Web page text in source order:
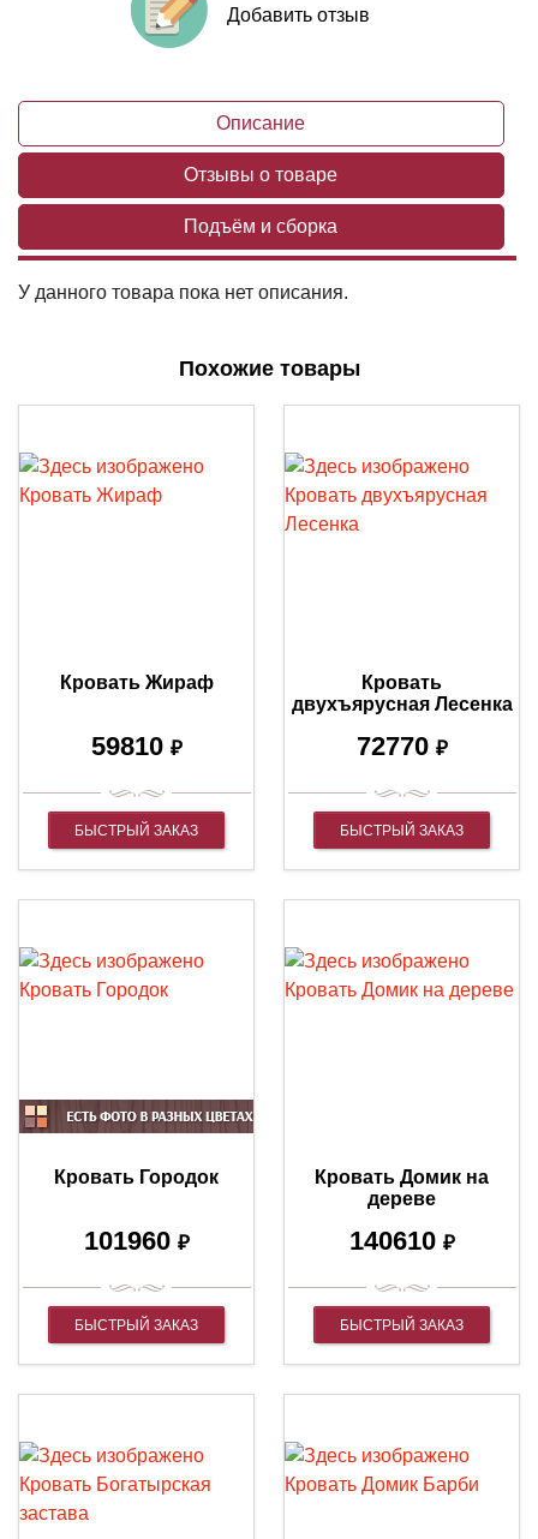
Добавить отзыв
Описание
Отзывы о товаре
Подъём и сборка
У данного товара пока нет описания.
Похожие товары
Кровать Жираф
59810 ₽
БЫСТРЫЙ ЗАКАЗ
Кровать
двухъярусная Лесенка
72770 ₽
БЫСТРЫЙ ЗАКАЗ
Кровать Городок
101960 ₽
БЫСТРЫЙ ЗАКАЗ
Кровать Домик на
дереве
140610 ₽
БЫСТРЫЙ ЗАКАЗ